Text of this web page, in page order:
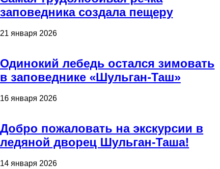
заповедника создала пещеру
21 января 2026
Одинокий лебедь остался зимовать
в заповеднике «Шульган-Таш»
16 января 2026
Добро пожаловать на экскурсии в
ледяной дворец Шульган-Таша!
14 января 2026